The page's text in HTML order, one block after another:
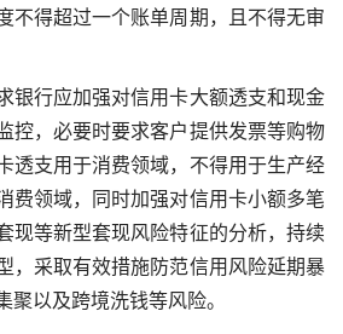
不得超过一个账单周期，且不得无审
银行应加强对信用卡大额透支和现金
控，必要时要求客户提供发票等购物
透支用于消费领域，不得用于生产经
费领域，同时加强对信用卡小额多笔
现等新型套现风险特征的分析，持续
，采取有效措施防范信用风险延期暴
以及跨境洗钱等风险。